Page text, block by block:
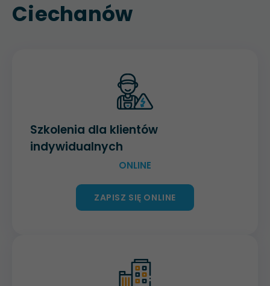
Ciechanów
Szkolenia dla klientów
indywidualnych
ONLINE
ZAPISZ SIĘ ONLINE